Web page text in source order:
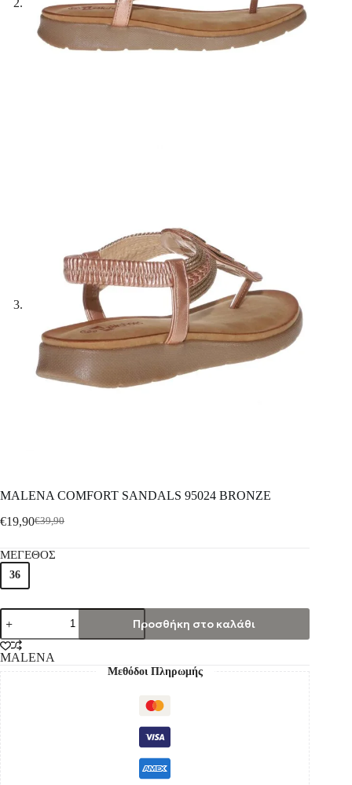
MALENA COMFORT SANDALS 95024 BRONZE
€39,90
€19,90
ΜΕΓΕΘΟΣ
36
Προσθήκη στο καλάθι
MALENA
Μεθόδοι Πληρωμής